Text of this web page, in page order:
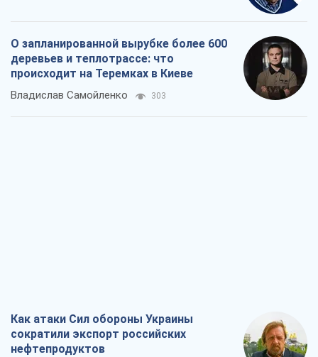
О запланированной вырубке более 600
деревьев и теплотрассе: что
происходит на Теремках в Киеве
Владислав Самойленко 303
Как атаки Сил обороны Украины
сократили экспорт российских
нефтепродуктов